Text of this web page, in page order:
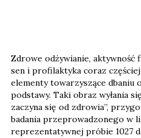
Zdrowe odżywianie, aktywność
sen i profilaktyka coraz
elementy towarzyszące dbaniu
podstawy. Taki obraz wyłania
zaczyna się od zdrowia”,
badania przeprowadzonego w
reprezentatywnej próbie 1027